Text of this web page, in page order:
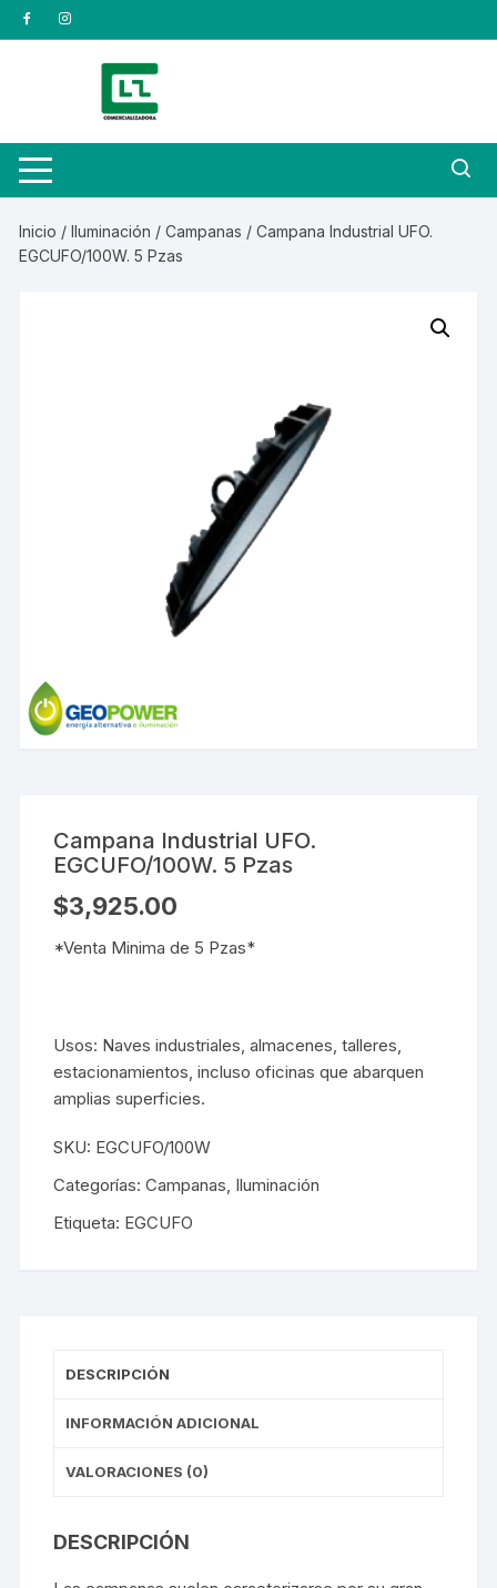
Saltar
al
Inicio /Iluminación /Campanas / Campana Industrial UFO.
EGCUFO/100W. 5 Pzas
Campana Industrial UFO.
EGCUFO/100W. 5 Pzas
$3,925.00
*Venta Minima de 5 Pzas*
Usos: Naves industriales, almacenes, talleres,
estacionamientos, incluso oficinas que abarquen
amplias superficies.
SKU: EGCUFO/100W
Categorías:Campanas Iluminación
Etiqueta: EGCUFO
DESCRIPCIÓN
INFORMACIÓN ADICIONAL
VALORACIONES (0)
DESCRIPCIÓN